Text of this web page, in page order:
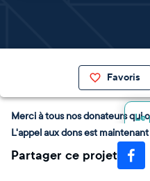
Favoris
Le
Merci à tous nos donateurs qui
L'appel aux dons est
Partager ce projet